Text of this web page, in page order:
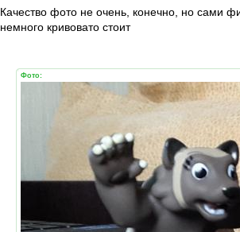
Качество фото не очень, конечно, но сами
немного кривовато стоит
Фото: